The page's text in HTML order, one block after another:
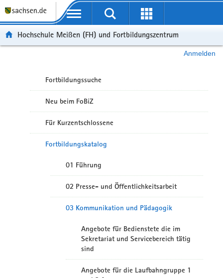
Portalübergreifende Navigation
Hochschule Meißen (FH) und Fortbildungszentrum
Anmelden
Fortbildungssuche
Neu beim FoBiZ
Für Kurzentschlossene
Fortbildungskatalog
01 Führung
02 Presse- und Öffentlichkeitsarbeit
03 Kommunikation und Pädagogik
Angebote für Bedienstete die im
Sekretariat und Servicebereich tätig
sind
Angebote für die Laufbahngruppe 1